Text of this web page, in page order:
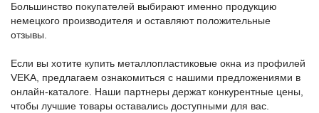
Большинство покупателей выбирают именно продукцию
немецкого производителя и оставляют положительные
отзывы.
Если вы хотите купить металлопластиковые окна из профилей
VEKA, предлагаем ознакомиться с нашими предложениями в
онлайн-каталоге. Наши партнеры держат конкурентные цены,
чтобы лучшие товары оставались доступными для вас.